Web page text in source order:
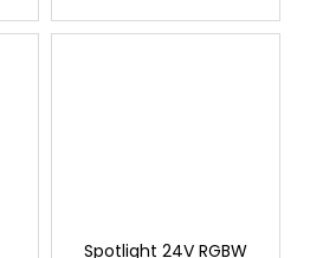
Spotlight 24V RGBW